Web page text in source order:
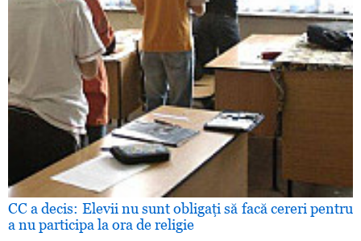
CC a decis: Elevii nu sunt obligaţi să facă cereri pentru
a nu participa la ora de religie